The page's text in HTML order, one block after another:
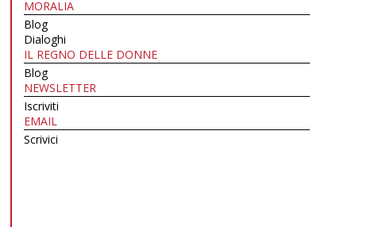
MORALIA
Blog
Dialoghi
IL REGNO DELLE DONNE
Blog
NEWSLETTER
Iscriviti
EMAIL
Scrivici